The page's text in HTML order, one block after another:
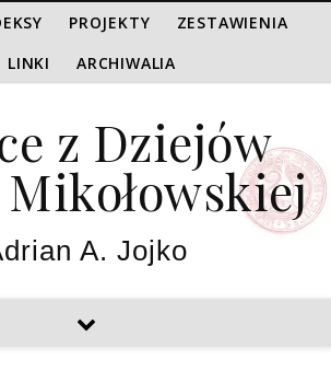
PROJEKTY
ZESTAWIENIA
LINKI
ARCHIWALIA
z Dziejów
A. Jojko